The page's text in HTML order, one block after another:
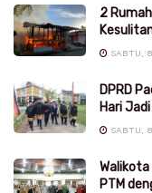
2
SABTU,
DPRD
Hari
SABTU,
Walikota
PTM